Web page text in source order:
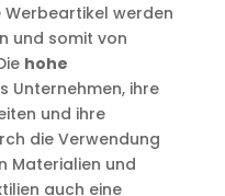
werden
und somit von
hohe
Unternehmen, ihre
und ihre
die Verwendung
Materialien und
auch eine